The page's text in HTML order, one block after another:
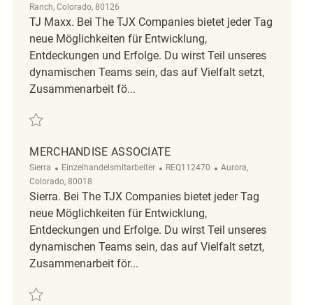
Ranch, Colorado, 80126
TJ Maxx. Bei The TJX Companies bietet jeder Tag
neue Möglichkeiten für Entwicklung,
Entdeckungen und Erfolge. Du wirst Teil unseres
dynamischen Teams sein, das auf Vielfalt setzt,
Zusammenarbeit fö...
Retten merchandise associate REQ135992
MERCHANDISE ASSOCIATE
Sierra Kategorie
Einzelhandelsmitarbeiter ReqId
REQ112470 Ort
Aurora,
Colorado, 80018
Sierra. Bei The TJX Companies bietet jeder Tag
neue Möglichkeiten für Entwicklung,
Entdeckungen und Erfolge. Du wirst Teil unseres
dynamischen Teams sein, das auf Vielfalt setzt,
Zusammenarbeit för...